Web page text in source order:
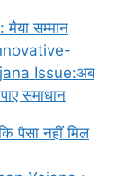
सम्मान
Issue:अब
समाधान
पैसा नहीं मिल